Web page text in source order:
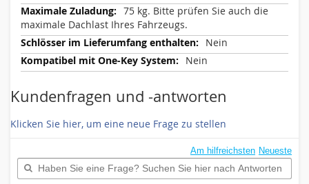
75 kg. Bitte prüfen Sie auch die
maximale Dachlast Ihres Fahrzeugs.
Nein
Nein
Kundenfragen und -antworten
Klicken Sie hier, um eine neue Frage zu stellen
Neueste
Am hilfreichsten